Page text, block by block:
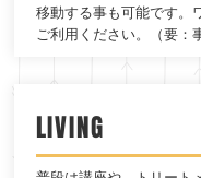
移動する事も可能です。​
ご利用ください。（要：
LIVING